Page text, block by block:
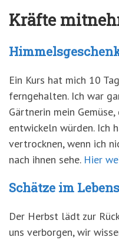
Kräfte
Ein Kurs hat mich 10
ferngehalten. Ich war
Gärtnerin mein
entwickeln würden. Ich
vertrocknen, wenn ich
nach ihnen sehe. Hier
Schätze im
Der Herbst lädt zur
uns verborgen, wir